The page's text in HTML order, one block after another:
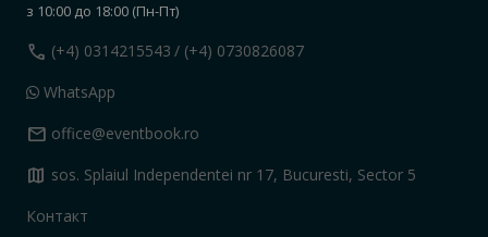
з 10:00 до 18:00 (Пн-Пт)
call (+4) 0314215543 / (+4) 0730826087
WhatsApp
mail office@eventbook.ro
map sos. Splaiul Independentei nr 17, Bucuresti, Sector 5
Контакт